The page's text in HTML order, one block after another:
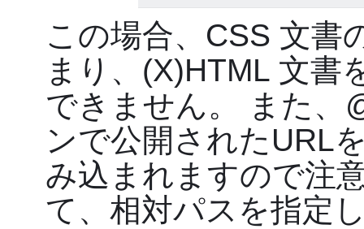
この場合、CSS 文書
まり、(X)HTML 文書
できません。 また、
ンで公開されたURL
み込まれますので注
て、相対パスを指定